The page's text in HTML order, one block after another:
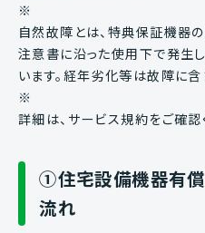
※
自然故障とは、特典保証機器
注意書に沿った使用下で発生
います。経年劣化等は故障に含
※
詳細は、サービス規約をご確認
①住宅設備機器有
流れ